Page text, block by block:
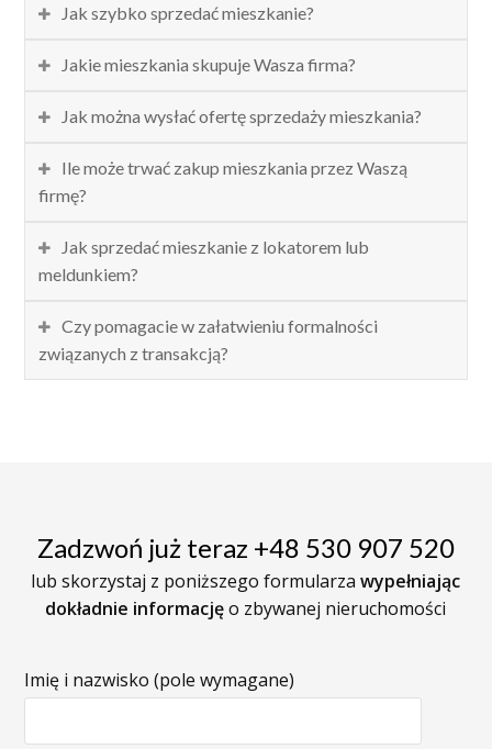
Jak szybko sprzedać mieszkanie?
Jakie mieszkania skupuje Wasza firma?
Jak można wysłać ofertę sprzedaży mieszkania?
Ile może trwać zakup mieszkania przez Waszą
firmę?
Jak sprzedać mieszkanie z lokatorem lub
meldunkiem?
Czy pomagacie w załatwieniu formalności
związanych z transakcją?
Zadzwoń już teraz +48 530 907 520
lub skorzystaj z poniższego formularzawypełniając
dokładnie informacjęo zbywanej nieruchomości
Imię i nazwisko (pole wymagane)